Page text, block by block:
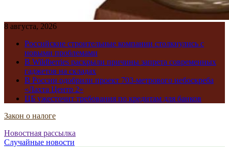
8 августа, 2026
Российские строительные компании столкнулись с
новыми проблемами
В Wildberries раскрыли причины запрета современных
гаджетов на складах
В России одобрили проект 703-метрового небоскреба
«Лахта Центр 2»
ЦБ ужесточит требования по кредитам для банков
Закон о налоге
Новостная рассылка
Случайные новости